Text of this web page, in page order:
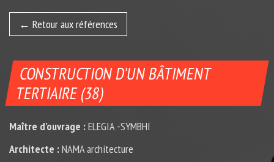
Retour aux références
CONSTRUCTION D'UN BÂTIMENT
TERTIAIRE (38)
Maître d’ouvrage :ELEGIA -SYMBHI
Architecte :NAMA architecture